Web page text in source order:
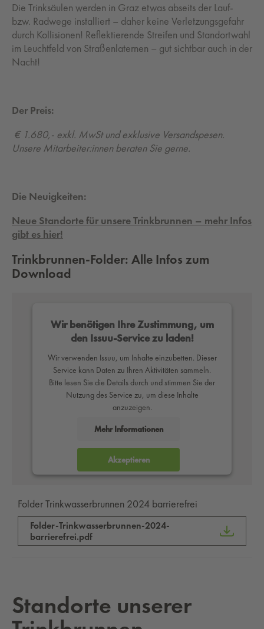
Die Trinksäulen werden in Graz etwas abseits der Lauf-
bzw. Radwege installiert – daher keine Verletzungsgefahr
durch Kollisionen! Reflektierende Streifen und Standortwahl
im Leuchtfeld von Straßenlaternen – gut sichtbar auch in der
Nacht!
Der Preis:
€ 1.680,- exkl. MwSt und exklusive Versandspesen.
Unsere Mitarbeiter:innen beraten Sie gerne.
Die Neuigkeiten:
Neue Standorte für unsere Trinkbrunnen – mehr Infos
gibt es hier!
Trinkbrunnen-Folder: Alle Infos zum
Download
Wir benötigen Ihre Zustimmung, um
den Issuu-Service zu laden!
Wir verwenden Issuu, um Inhalte einzubetten. Dieser
Service kann Daten zu Ihren Aktivitäten sammeln.
Bitte lesen Sie die Details durch und stimmen Sie der
Nutzung des Service zu, um diese Inhalte
anzuzeigen.
Mehr Informationen
Akzeptieren
Folder Trinkwasserbrunnen 2024 barrierefrei
Folder-Trinkwasserbrunnen-2024-
barrierefrei.pdf
Stand­orte un­se­rer